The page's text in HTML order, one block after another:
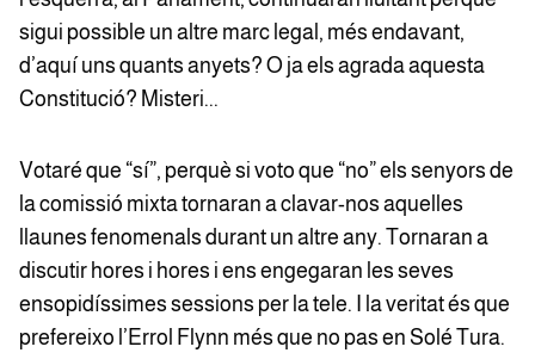
sigui possible un altre marc legal, més endavant,
d’aquí uns quants anyets? O ja els agrada aquesta
Constitució? Misteri...
Votaré que “sí”, perquè si voto que “no” els senyors de
la comissió mixta tornaran a clavar-nos aquelles
llaunes fenomenals durant un altre any. Tornaran a
discutir hores i hores i ens engegaran les seves
ensopidíssimes sessions per la tele. I la veritat és que
prefereixo l’Errol Flynn més que no pas en Solé Tura.